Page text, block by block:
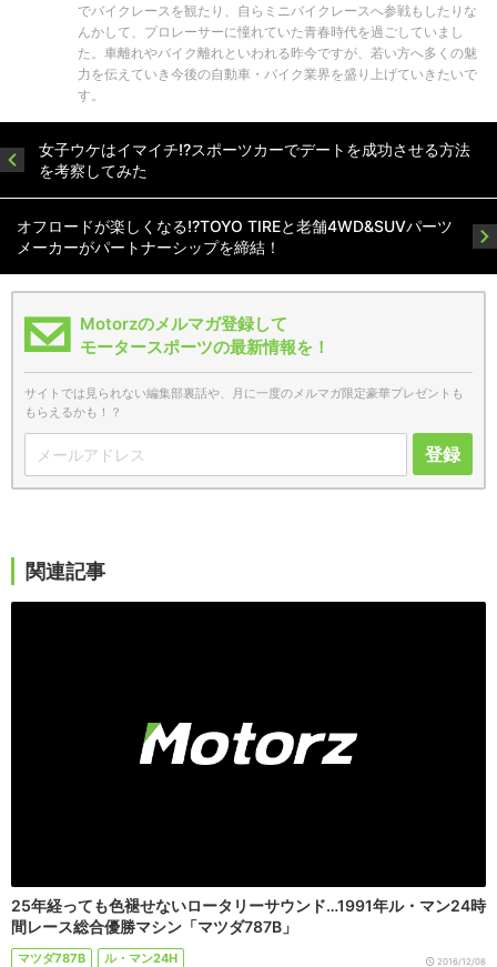
でバイクレースを観たり、自らミニバイクレースへ参戦もしたりな
んかして、プロレーサーに憧れていた青春時代を過ごしていまし
た。車離れやバイク離れといわれる昨今ですが、若い方へ多くの魅
力を伝えていき今後の自動車・バイク業界を盛り上げていきたいで
す。
女子ウケはイマイチ!?スポーツカーでデートを成功させる方法
を考察してみた
オフロードが楽しくなる!?TOYO TIREと老舗4WD&SUVパーツ
メーカーがパートナーシップを締結！
Motorzのメルマガ登録して
モータースポーツの最新情報を！
サイトでは見られない編集部裏話や、月に一度のメルマガ限定豪華プレゼントも
もらえるかも！？
登録
関連記事
25年経っても色褪せないロータリーサウンド…1991年ル・マン24時
間レース総合優勝マシン「マツダ787B」
マツダ787B ル・マン24H 2016/12/08